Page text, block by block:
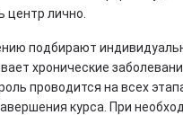
центр лично.
подбирают
хронические
проводится на всех
курса. При